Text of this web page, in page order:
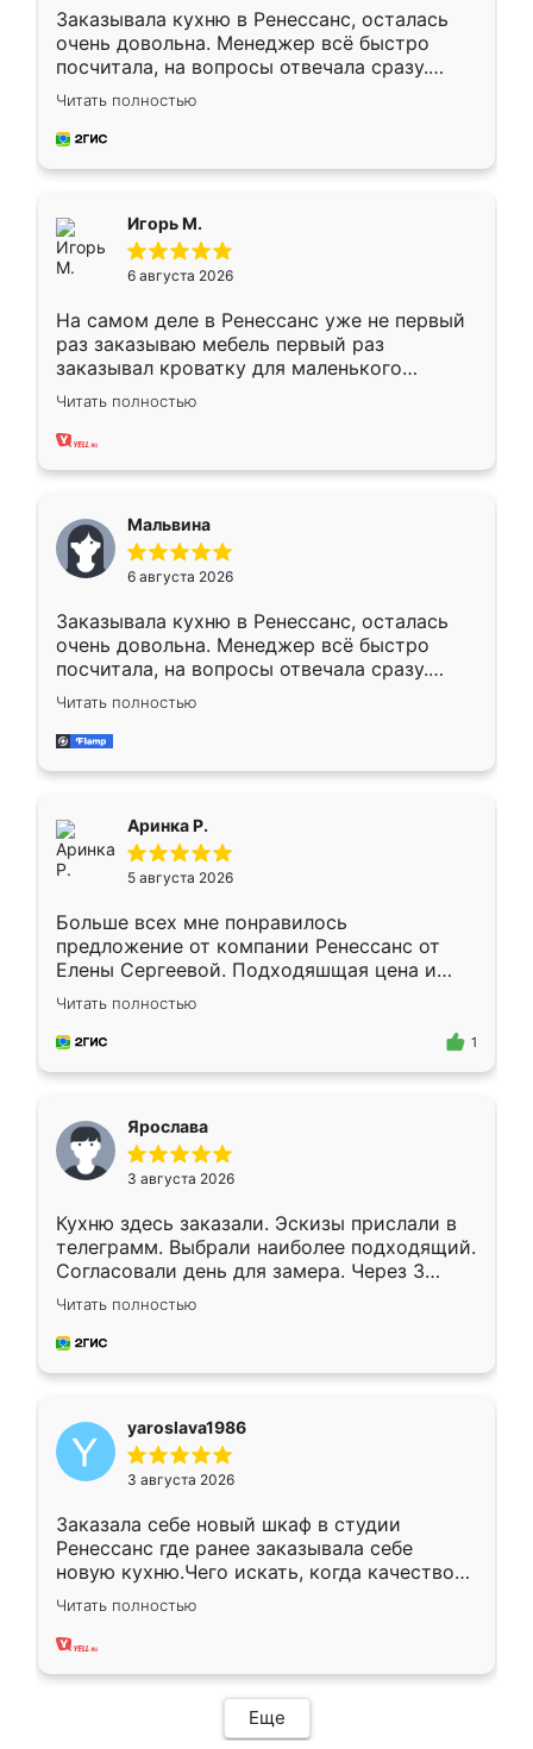
Заказывала кухню в Ренессанс, осталась
очень довольна. Менеджер всё быстро
посчитала, на вопросы отвечала сразу.
Замерщик приехал в субботу, подошёл к
делу со всей ответственностью. Собрали
за день, ребята работали аккуратно, даже
Читать полностью
Игорь М.
6 августа 2026
На самом деле в Ренессанс уже не первый
раз заказываю мебель первый раз
заказывал кроватку для маленького
ребёнка при его рождении ,во второй раз
заказал шкаф-купе. По качеству очень
хорошее сборка достаточно быстрая,
меньше, здесь же он более разнообразный.
Мне нравится ,если что-то потребуется из
мебели буду заказывать только здесь.
Читать полностью
Мальвина
6 августа 2026
Заказывала кухню в Ренессанс, осталась
очень довольна. Менеджер всё быстро
посчитала, на вопросы отвечала сразу.
Замерщик приехал в субботу, подошёл к
делу со всей ответственностью. Собрали
за день, ребята работали аккуратно, даже
Читать полностью
Аринка Р.
5 августа 2026
Больше всех мне понравилось
предложение от компании Ренессанс от
Елены Сергеевой. Подходяшщая цена и
короткие сроки изготовления. Приехавший
для замера сотрудник Владислав
предложил по моему эскизу самый
Читать полностью
1
Ярослава
3 августа 2026
Кухню здесь заказали. Эскизы прислали в
телеграмм. Выбрали наиболее подходящий.
Согласовали день для замера. Через 3
недели кухня была уже готова. Остались
довольны работой. Спасибо Ренессанс
мебель за качественную работу!
Читать полностью
yaroslava1986
3 августа 2026
Заказала себе новый шкаф в студии
Ренессанс где ранее заказывала себе
новую кухню.Чего искать, когда качеством
вполне довольна. Служит кухня уже почти
два года, нареканий нет.
Читать полностью
Еще